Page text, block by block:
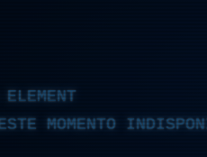
MOMENTO